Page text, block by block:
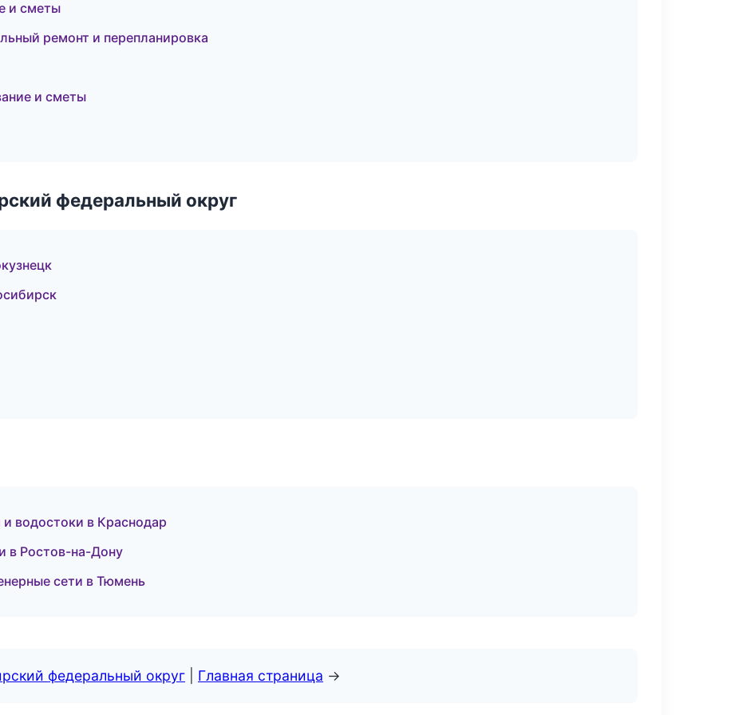
и сметы
ремонт и перепланировка
и сметы
федеральный округ
водостоки в Краснодар
в Ростов-на-Дону
сети в Тюмень
федеральный округ Главная страница →